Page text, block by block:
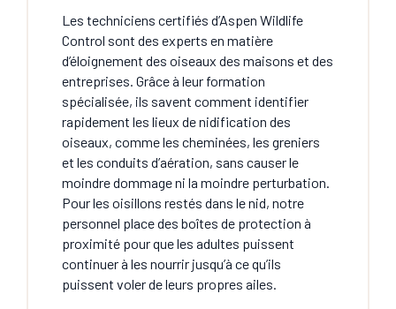
Les techniciens certifiés d’Aspen Wildlife
Control sont des experts en matière
d’éloignement des oiseaux des maisons et des
entreprises. Grâce à leur formation
spécialisée, ils savent comment identifier
rapidement les lieux de nidification des
oiseaux, comme les cheminées, les greniers
et les conduits d’aération, sans causer le
moindre dommage ni la moindre perturbation.
Pour les oisillons restés dans le nid, notre
personnel place des boîtes de protection à
proximité pour que les adultes puissent
continuer à les nourrir jusqu’à ce qu’ils
puissent voler de leurs propres ailes.